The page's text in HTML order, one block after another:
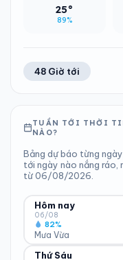
25°
89%
48 Giờ tới
TUẦN TỚI THỜI
NÀO?
Bảng dự báo từng
tới ngày nào nắng ráo,
từ 06/08/2026.
Hôm nay
06/08
Mưa Vừa
82%
ĐỘ ẨM
Thứ Sáu